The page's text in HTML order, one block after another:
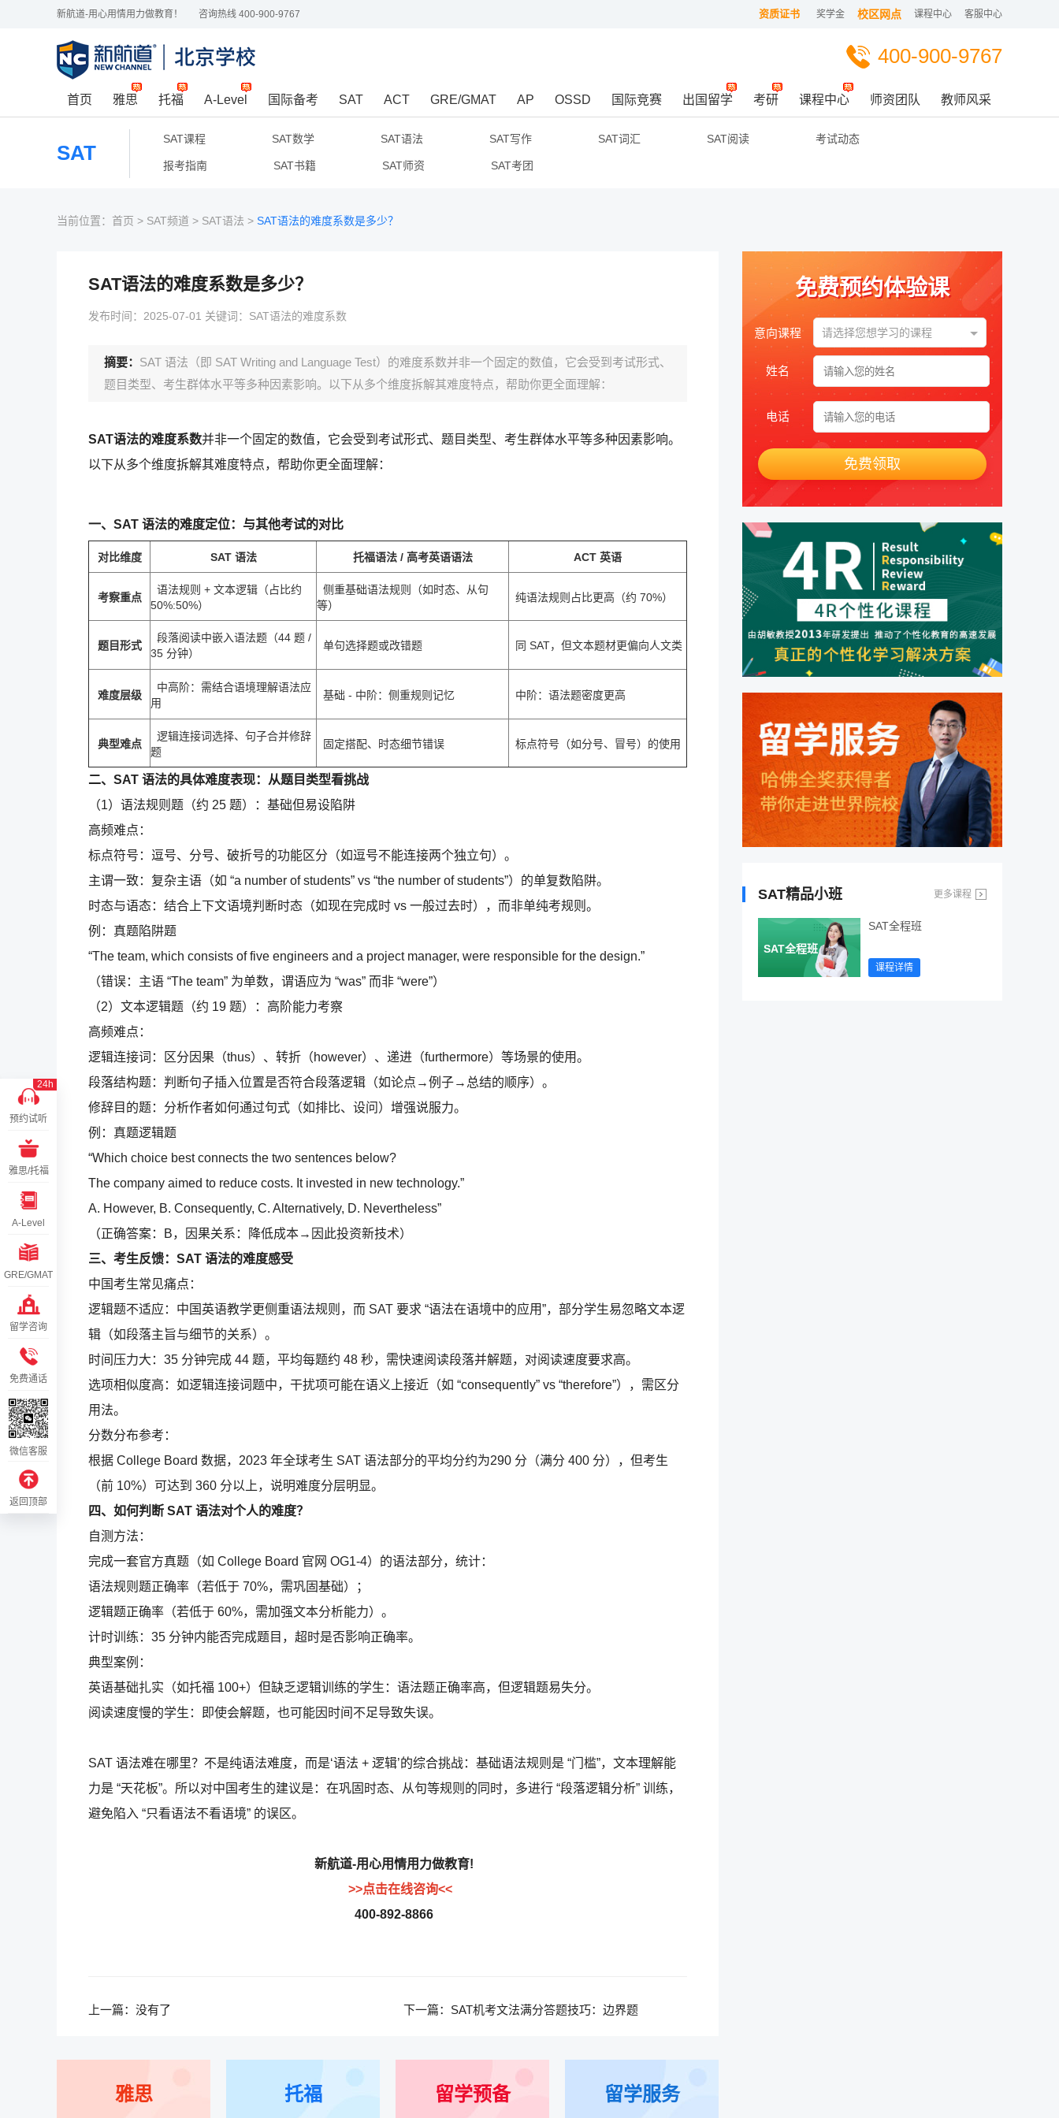
新航道-用心用情用力做教育！ 咨询热线 400-900-9767 客服中心
课程中心
校区网点
奖学金
资质证书
400-900-9767
首页 雅思 托福 A-Level 国际备考 SAT ACT GRE/GMAT AP OSSD 国际竞赛 出国留学 考研 课程中心 师资团队 教师风采
SAT
SAT课程 SAT数学 SAT语法 SAT写作 SAT词汇 SAT阅读 考试动态
报考指南 SAT书籍 SAT师资 SAT考团
当前位置： 首页 > SAT频道 > SAT语法 > SAT语法的难度系数是多少？
SAT语法的难度系数是多少？
发布时间：2025-07-01 关键词：SAT语法的难度系数
摘要： SAT 语法（即 SAT Writing and Language Test）的难度系数并非一个固定的数值，它会受到考试形式、
题目类型、考生群体水平等多种因素影响。以下从多个维度拆解其难度特点，帮助你更全面理解：
SAT语法的难度系数并非一个固定的数值，它会受到考试形式、题目类型、考生群体水平等多种因素影响。
以下从多个维度拆解其难度特点，帮助你更全面理解：
一、SAT 语法的难度定位：与其他考试的对比
对比维度 SAT 语法 托福语法 / 高考英语语法 ACT 英语
考察重点
语法规则 + 文本逻辑（占比约
50%:50%）
侧重基础语法规则（如时态、从句
等）
纯语法规则占比更高（约 70%）
题目形式
段落阅读中嵌入语法题（44 题 /
35 分钟）
单句选择题或改错题 同 SAT，但文本题材更偏向人文类
难度层级
中高阶：需结合语境理解语法应
用
基础 - 中阶：侧重规则记忆 中阶：语法题密度更高
典型难点
逻辑连接词选择、句子合并修辞
题
固定搭配、时态细节错误 标点符号（如分号、冒号）的使用
二、SAT 语法的具体难度表现：从题目类型看挑战
（1）语法规则题（约 25 题）：基础但易设陷阱
高频难点：
标点符号：逗号、分号、破折号的功能区分（如逗号不能连接两个独立句）。
主谓一致：复杂主语（如 “a number of students” vs “the number of students”）的单复数陷阱。
时态与语态：结合上下文语境判断时态（如现在完成时 vs 一般过去时），而非单纯考规则。
例：真题陷阱题
“The team, which consists of five engineers and a project manager, were responsible for the design.”
（错误：主语 “The team” 为单数，谓语应为 “was” 而非 “were”）
（2）文本逻辑题（约 19 题）：高阶能力考察
高频难点：
逻辑连接词：区分因果（thus）、转折（however）、递进（furthermore）等场景的使用。
段落结构题：判断句子插入位置是否符合段落逻辑（如论点→例子→总结的顺序）。
修辞目的题：分析作者如何通过句式（如排比、设问）增强说服力。
例：真题逻辑题
“Which choice best connects the two sentences below?
The company aimed to reduce costs. It invested in new technology.”
A. However, B. Consequently, C. Alternatively, D. Nevertheless”
（正确答案：B，因果关系：降低成本→因此投资新技术）
三、考生反馈：SAT 语法的难度感受
中国考生常见痛点：
逻辑题不适应：中国英语教学更侧重语法规则，而 SAT 要求 “语法在语境中的应用”，部分学生易忽略文本逻
辑（如段落主旨与细节的关系）。
时间压力大：35 分钟完成 44 题，平均每题约 48 秒，需快速阅读段落并解题，对阅读速度要求高。
选项相似度高：如逻辑连接词题中，干扰项可能在语义上接近（如 “consequently” vs “therefore”），需区分
用法。
分数分布参考：
根据 College Board 数据，2023 年全球考生 SAT 语法部分的平均分约为290 分（满分 400 分），但考生
（前 10%）可达到 360 分以上，说明难度分层明显。
四、如何判断 SAT 语法对个人的难度？
自测方法：
完成一套官方真题（如 College Board 官网 OG1-4）的语法部分，统计：
语法规则题正确率（若低于 70%，需巩固基础）；
逻辑题正确率（若低于 60%，需加强文本分析能力）。
计时训练：35 分钟内能否完成题目，超时是否影响正确率。
典型案例：
英语基础扎实（如托福 100+）但缺乏逻辑训练的学生：语法题正确率高，但逻辑题易失分。
阅读速度慢的学生：即使会解题，也可能因时间不足导致失误。
SAT 语法难在哪里？不是纯语法难度，而是‘语法 + 逻辑’的综合挑战：基础语法规则是 “门槛”，文本理解能
力是 “天花板”。所以对中国考生的建议是：在巩固时态、从句等规则的同时，多进行 “段落逻辑分析” 训练，
避免陷入 “只看语法不看语境” 的误区。
新航道-用心用情用力做教育!
>>点击在线咨询<<
400-892-8866
上一篇：没有了 下一篇： SAT机考文法满分答题技巧：边界题
雅思 托福 留学预备 留学服务
免费预约体验课
意向课程 请选择您想学习的课程
姓名
电话
免费领取
SAT精品小班 更多课程
SAT全程班
SAT全程班
课程详情
24h
预约试听
雅思/托福
A-Level
GRE/GMAT
留学咨询
免费通话
微信客服
返回顶部